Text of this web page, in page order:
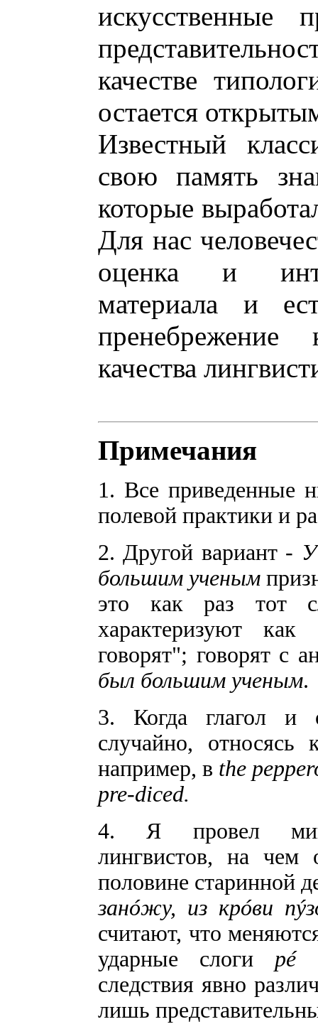
качестве
остается
Известный
свою память
которые
Для нас
оценка и
материала и
качества
Примечания
1. Все приведенные
полевой практики и
2. Другой вариант -
большим ученым
это как раз тот
характеризуют
говорят"; говорят с
был большим ученым.
3. Когда глагол и
случайно,
например, в the
pre-diced.
4. Я провел
лингвистов, на чем
половине старинной
занóжу, из крóви
считают, что
ударные слоги рé
следствия явно
лишь